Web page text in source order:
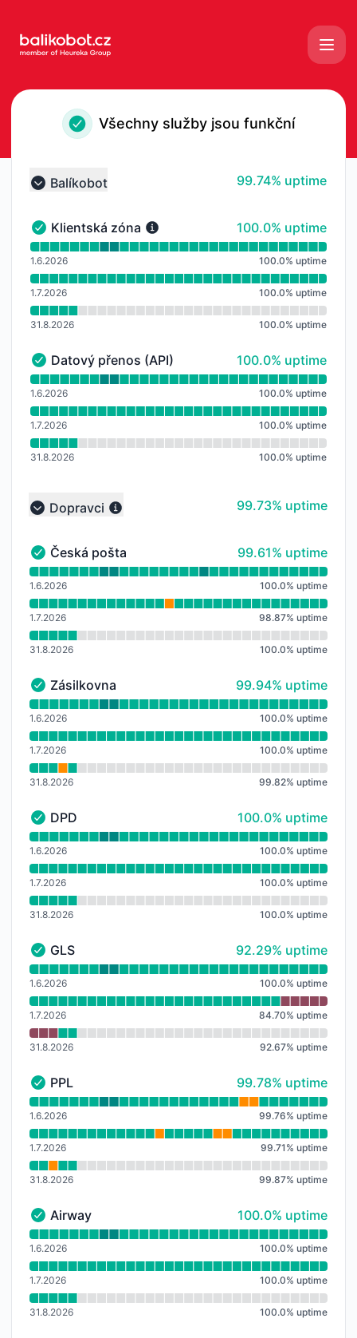
Všechny služby jsou funkční
Collapse group
Balíkobot 100% - uptime
99.74% uptime
Klientská zóna - Funkční
Klientská zóna 100% - uptime
100.0% uptime
Přečtěte si graf doby provozuschopnosti pro
1.6.2026 100.0% uptime
1.7.2026 100.0% uptime
31.8.2026 100.0% uptime
Datový přenos (API) - Funkční
Datový přenos (API) 100% - uptime
100.0% uptime
Přečtěte si graf doby provozuschopnosti pro Datový
1.6.2026 100.0% uptime
1.7.2026 100.0% uptime
31.8.2026 100.0% uptime
Collapse group
Dopravci 100% - uptime
99.73% uptime
Česká pošta - Funkční
Česká pošta 100% - uptime
99.61% uptime
Přečtěte si graf doby provozuschopnosti pro Česká
1.6.2026 100.0% uptime
1.7.2026 98.87% uptime
31.8.2026 100.0% uptime
Zásilkovna - Funkční
Zásilkovna 100% - uptime
99.94% uptime
Přečtěte si graf doby provozuschopnosti pro
1.6.2026 100.0% uptime
1.7.2026 100.0% uptime
31.8.2026 99.82% uptime
DPD - Funkční
DPD 100% - uptime
100.0% uptime
Přečtěte si graf doby provozuschopnosti pro DPD
1.6.2026 100.0% uptime
1.7.2026 100.0% uptime
31.8.2026 100.0% uptime
GLS - Funkční
GLS 92% - uptime
92.29% uptime
Přečtěte si graf doby provozuschopnosti pro GLS
1.6.2026 100.0% uptime
1.7.2026 84.70% uptime
31.8.2026 92.67% uptime
PPL - Funkční
PPL 100% - uptime
99.78% uptime
Přečtěte si graf doby provozuschopnosti pro PPL
1.6.2026 99.76% uptime
1.7.2026 99.71% uptime
31.8.2026 99.87% uptime
Airway - Funkční
Airway 100% - uptime
100.0% uptime
Přečtěte si graf doby provozuschopnosti pro Airway
1.6.2026 100.0% uptime
1.7.2026 100.0% uptime
31.8.2026 100.0% uptime